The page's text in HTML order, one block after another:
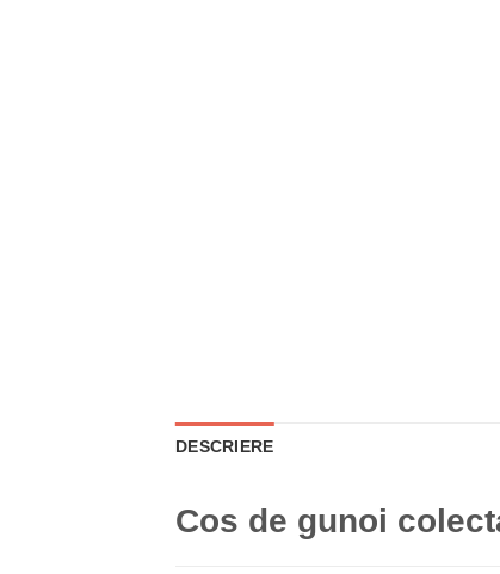
DESCRIERE
Cos de gunoi